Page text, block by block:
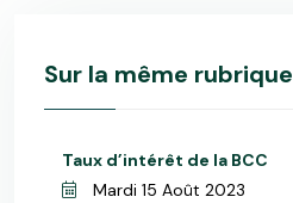
Sur la même rubrique
Taux d’intérêt de la BCC
Mardi 15 Août 2023